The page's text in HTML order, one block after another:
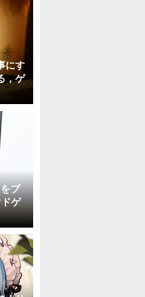
にす
，ゲ
プ
ゲ